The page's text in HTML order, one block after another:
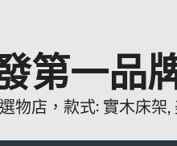
第一品
店，款式: 實木床架,